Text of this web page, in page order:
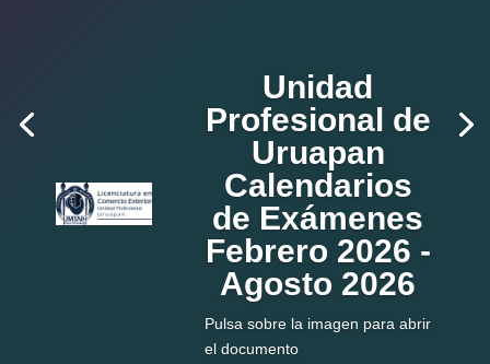
Unidad
Profesional de
Uruapan
Calendarios
de Exámenes
Febrero 2026 -
Agosto 2026
Pulsa sobre la imagen para abrir
el documento